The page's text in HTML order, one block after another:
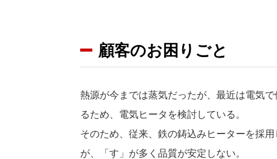
顧客のお困りごと
熱源が今までは蒸気だったが、最近は電気で
るため、電気ヒータを検討している。
そのため、従来、鉄の鋳込みヒーターを採用
が、「す」が多く品質が安定しない。